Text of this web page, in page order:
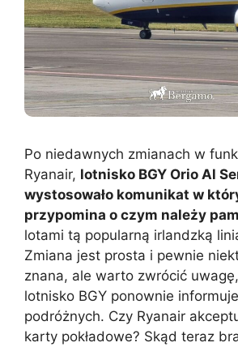
Po niedawnych zmianach w
Ryanair, lotnisko BGY Orio Al
wystosowało komunikat w
przypomina o czym należy
lotami tą popularną irlandzką
Zmiana jest prosta i pewnie
znana, ale warto zwrócić
lotnisko BGY ponownie
podróżnych. Czy Ryanair
karty pokładowe? Skąd teraz